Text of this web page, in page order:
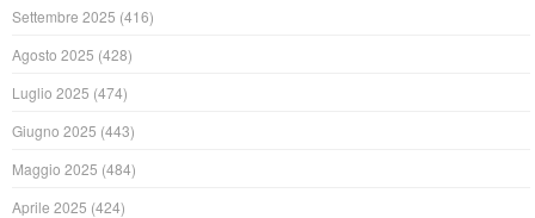
Settembre 2025 (416)
Agosto 2025 (428)
Luglio 2025 (474)
Giugno 2025 (443)
Maggio 2025 (484)
Aprile 2025 (424)